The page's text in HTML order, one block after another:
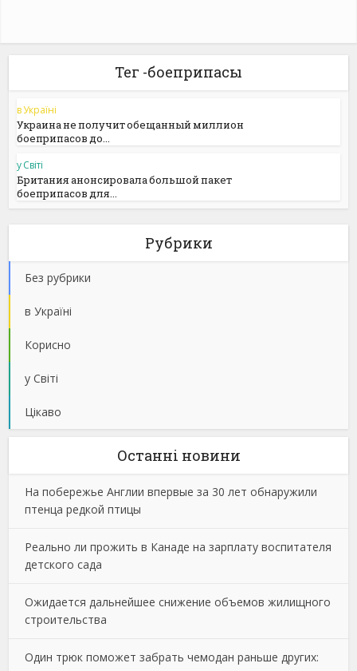
Тег -боеприпасы
в Україні
Украина не получит обещанный миллион
боеприпасов до...
у Світі
Британия анонсировала большой пакет
боеприпасов для...
Рубрики
Без рубрики
в Україні
Корисно
у Світі
Цікаво
Останнi новини
На побережье Англии впервые за 30 лет обнаружили
птенца редкой птицы
Реально ли прожить в Канаде на зарплату воспитателя
детского сада
Ожидается дальнейшее снижение объемов жилищного
строительства
Один трюк поможет забрать чемодан раньше других: